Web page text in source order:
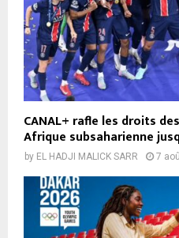
CANAL+ rafle les droits
Afrique subsaharienne
by EL HADJI MALICK SARR 7